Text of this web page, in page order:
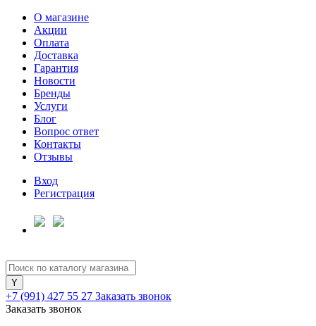
О магазине
Акции
Оплата
Доставка
Гарантия
Новости
Бренды
Услуги
Блог
Вопрос ответ
Контакты
Отзывы
Вход
Регистрация
+7 (991) 427 55 27 Заказать звонок
Заказать звонок
Для клиентов всех банков
Разбейте
оплатуна части
без переплат
График платежей
Сегодня
25%